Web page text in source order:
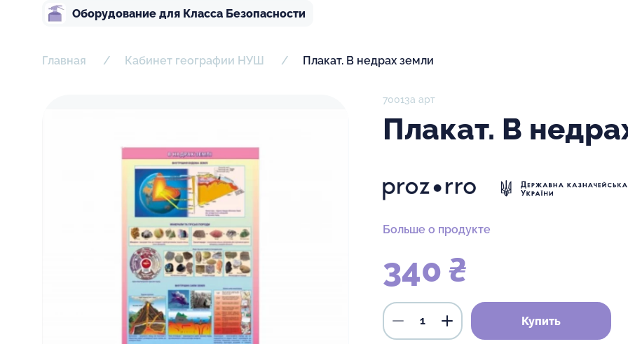
Оборудование для Класса Безопасности
Главная Кабинет географии НУШ Плакат. В недрах земли
70013а арт
Плакат. В
Больше о продукте
340 ₴
Купить